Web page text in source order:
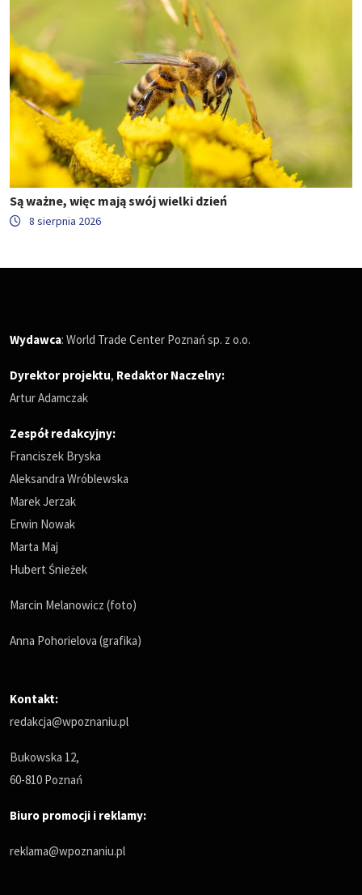
Są ważne, więc mają swój wielki dzień
8 sierpnia 2026
Wydawca: World Trade Center Poznań sp. z o.o.
Dyrektor projektu, Redaktor Naczelny:
Artur Adamczak
Zespół redakcyjny:
Franciszek Bryska
Aleksandra Wróblewska
Marek Jerzak
Erwin Nowak
Marta Maj
Hubert Śnieżek
Marcin Melanowicz (foto)
Anna Pohorielova (grafika)
Kontakt:
redakcja@wpoznaniu.pl
Bukowska 12,
60-810 Poznań
Biuro promocji i reklamy:
reklama@wpoznaniu.pl